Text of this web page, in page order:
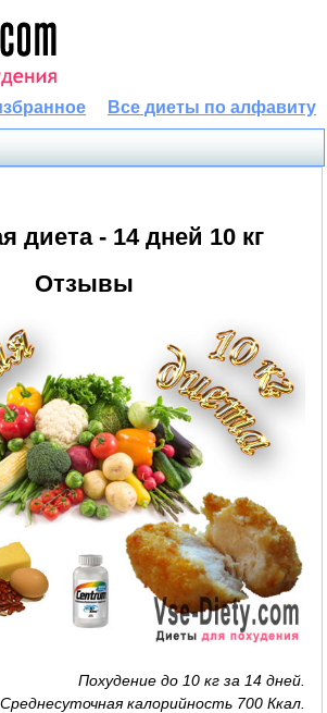
Все диеты по алфавиту
диета - 14 дней 10 кг
Отзывы
Похудение до 10 кг за 14 дней.
Среднесуточная калорийность 700 Ккал.